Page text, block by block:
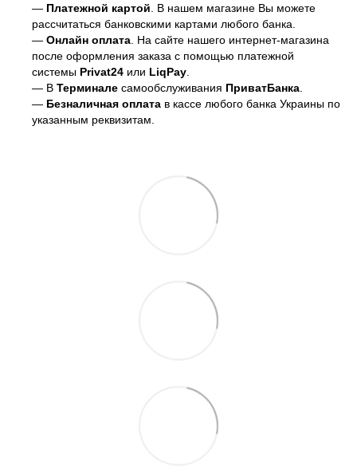
— Платежной картой . В нашем магазине Вы можете
рассчитаться банковскими картами любого банка.
— Онлайн оплата . На сайте нашего интернет-магазина
после оформления заказа с помощью платежной
системы Privat24 или LiqPay
— В Терминале самообслуживания ПриватБанка
— Безналичная оплата в кассе любого банка Украины по
указанным реквизитам.